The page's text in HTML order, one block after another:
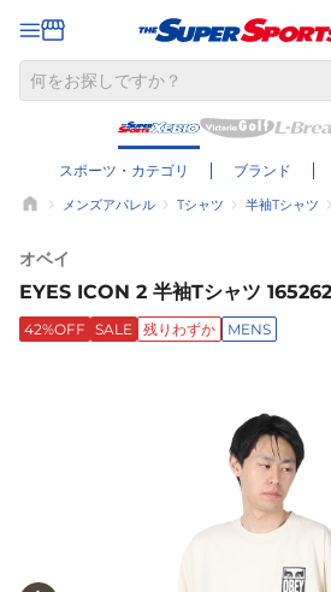
スポーツ・カテゴリ ブランド
メンズアパレル Tシャツ 半袖Tシャツ
オベイ
EYES ICON 2 半袖Tシャツ
42%OFF SALE 残りわずか MENS